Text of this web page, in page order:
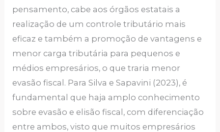
pensamento, cabe aos órgãos estatais a
realização de um controle tributário mais
eficaz e também a promoção de vantagens e
menor carga tributária para pequenos e
médios empresários, o que traria menor
evasão fiscal. Para Silva e Sapavini (2023), é
fundamental que haja amplo conhecimento
sobre evasão e elisão fiscal, com diferenciação
entre ambos, visto que muitos empresários